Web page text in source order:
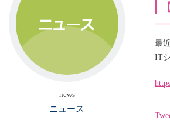
最
IT
news
ニュース